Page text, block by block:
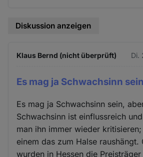
Diskussion anzeigen
Klaus Bernd (nicht überprüft) Di.
Es mag ja Schwachsinn
Es mag ja Schwachsinn sein,
Schwachsinn ist einflussreich
man ihn immer wieder
einem das zum Halse raushängt.
wurden in Hessen die